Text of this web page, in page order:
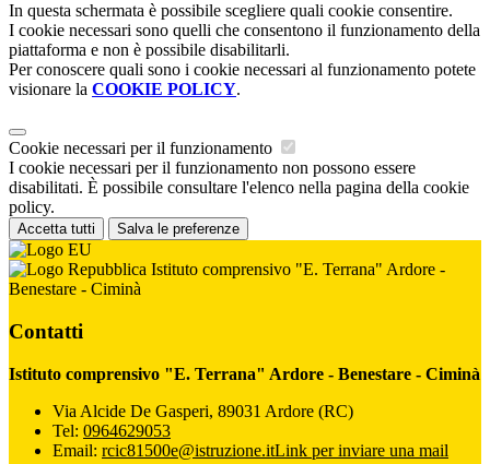
In questa schermata è possibile scegliere quali cookie consentire.
I cookie necessari sono quelli che consentono il funzionamento della
piattaforma e non è possibile disabilitarli.
Per conoscere quali sono i cookie necessari al funzionamento potete
visionare la COOKIE POLICY.
Cookie necessari per il funzionamento
I cookie necessari per il funzionamento non possono essere
disabilitati. È possibile consultare l'elenco nella pagina della cookie
policy.
Accetta tutti Salva le preferenze
Istituto comprensivo "E. Terrana" Ardore -
Benestare - Ciminà
Contatti
Istituto comprensivo "E. Terrana" Ardore - Benestare - Ciminà
Via Alcide De Gasperi, 89031 Ardore (RC)
Tel: 0964629053
Email: rcic81500e@istruzione.itLink per inviare una mail